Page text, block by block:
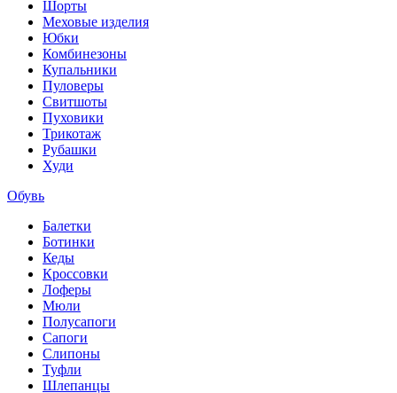
Шорты
Меховые изделия
Юбки
Комбинезоны
Купальники
Пуловеры
Свитшоты
Пуховики
Трикотаж
Рубашки
Худи
Обувь
Балетки
Ботинки
Кеды
Кроссовки
Лоферы
Мюли
Полусапоги
Сапоги
Слипоны
Туфли
Шлепанцы